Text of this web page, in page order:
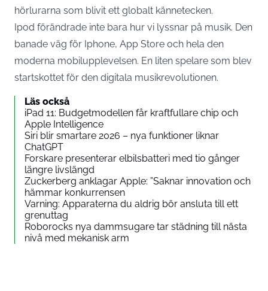
hörlurarna som blivit ett globalt kännetecken.
Ipod förändrade inte bara hur vi lyssnar på musik. Den
banade väg för Iphone, App Store och hela den
moderna mobilupplevelsen. En liten spelare som blev
startskottet för den digitala musikrevolutionen.
Läs också
iPad 11: Budgetmodellen får kraftfullare chip och
Apple Intelligence
Siri blir smartare 2026 – nya funktioner liknar
ChatGPT
Forskare presenterar elbilsbatteri med tio gånger
längre livslängd
Zuckerberg anklagar Apple: ”Saknar innovation och
hämmar konkurrensen
Varning: Apparaterna du aldrig bör ansluta till ett
grenuttag
Roborocks nya dammsugare tar städning till nästa
nivå med mekanisk arm